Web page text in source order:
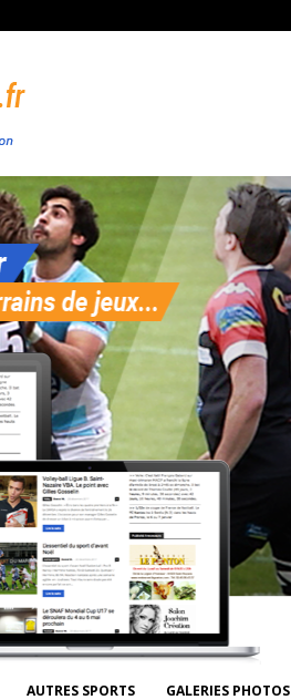
AUTRES SPORTS GALERIES PHOTOS